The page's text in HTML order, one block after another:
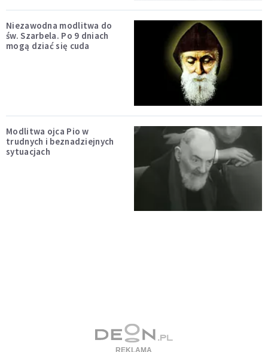
Niezawodna modlitwa do
św. Szarbela. Po 9 dniach
mogą dziać się cuda
Modlitwa ojca Pio w
trudnych i beznadziejnych
sytuacjach